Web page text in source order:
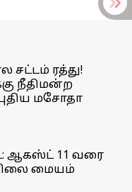
சட்டம் ரத்து!
நீதிமன்ற
மசோதா
ஆகஸ்ட் 11 வரை
மையம்